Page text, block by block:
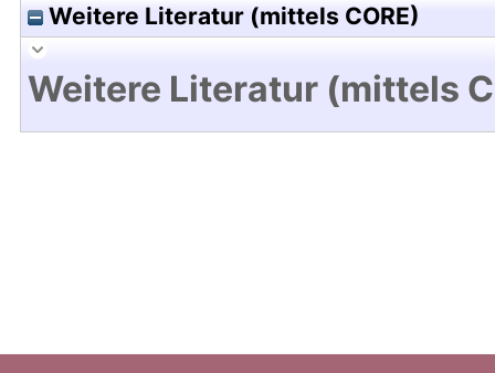
Weitere Literatur (mittels CORE)
Weitere Literatur (mittels